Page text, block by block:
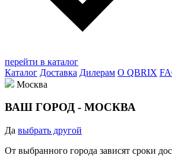
перейти в каталог
Каталог Доставка Дилерам О QBRIX
Москва
ВАШ ГОРОД - МОСКВА
Да выбрать другой
От выбранного города зависят сроки